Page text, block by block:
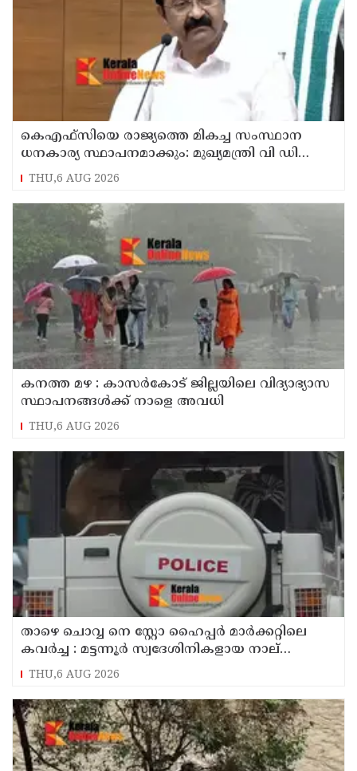
കെഎഫ്‌സിയെ രാജ്യത്തെ മികച്ച സംസ്ഥാന
ധനകാര്യ സ്ഥാപനമാക്കും: മുഖ്യമന്ത്രി വി ഡി
സതീശൻ
THU,6 AUG 2026
കനത്ത മഴ : കാസർകോട് ജില്ലയിലെ വിദ്യാഭ്യാസ
സ്ഥാപനങ്ങൾക്ക് നാളെ അവധി
THU,6 AUG 2026
താഴെ ചൊവ്വ നെ സ്റ്റോ ഹൈപ്പർ മാർക്കറ്റിലെ
കവർച്ച : മട്ടന്നൂർ സ്വദേശിനികളായ നാല്
പ്രതികൾ പിടിയിൽ
THU,6 AUG 2026